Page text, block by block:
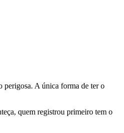
perigosa. A única forma de ter o
quem registrou primeiro tem o